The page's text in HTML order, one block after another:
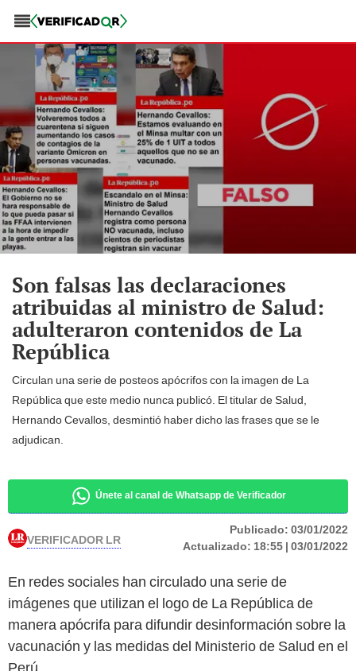
Son falsas las declaraciones
atribuidas al ministro de Salud:
adulteraron contenidos de La
República
Circulan una serie de posteos apócrifos con la imagen de La
República que este medio nunca publicó. El titular de Salud,
Hernando Cevallos, desmintió haber dicho las frases que se le
adjudican.
Únete al canal de Whatsapp de Verificador
VERIFICADOR LR Publicado: 03/01/2022
Actualizado: 18:55 | 03/01/2022
En redes sociales han circulado una serie de
imágenes que utilizan el logo de La República de
manera apócrifa para difundir desinformación sobre la
vacunación y las medidas del Ministerio de Salud en el